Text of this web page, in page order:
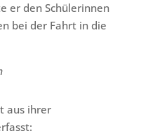
er den Schülerinnen
bei der Fahrt in die
aus ihrer